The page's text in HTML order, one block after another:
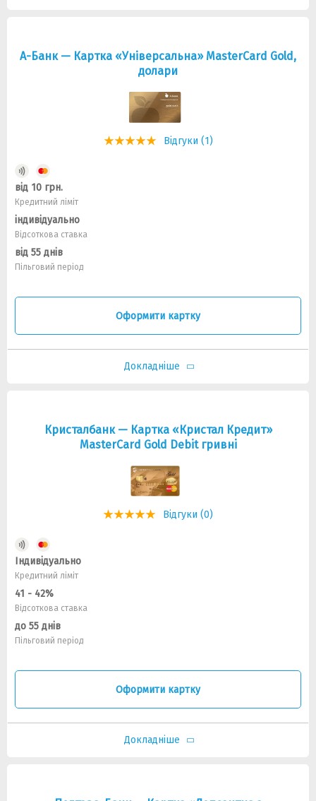
А-Банк — Картка «Універсальна» MasterCard Gold,
долари
Відгуки (1)
від 10 грн.
Кредитний ліміт
індивідуально
Відсоткова ставка
від 55 днів
Пільговий період
Оформити картку
Докладніше
Кристалбанк — Картка «Кристал Кредит»
MasterCard Gold Debit гривнi
Відгуки (0)
Індивідуально
Кредитний ліміт
41 - 42%
Відсоткова ставка
до 55 днів
Пільговий період
Оформити картку
Докладніше